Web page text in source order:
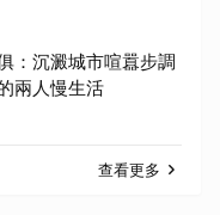
：沉澱城市喧囂步調
兩人慢生活
查看更多